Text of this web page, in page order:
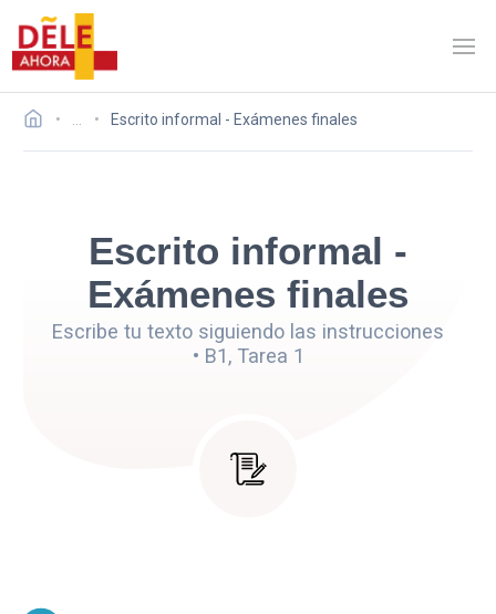
Escrito informal - Exámenes finales
Escrito informal -
Exámenes finales
Escribe tu texto siguiendo las instrucciones
• B1, Tarea 1